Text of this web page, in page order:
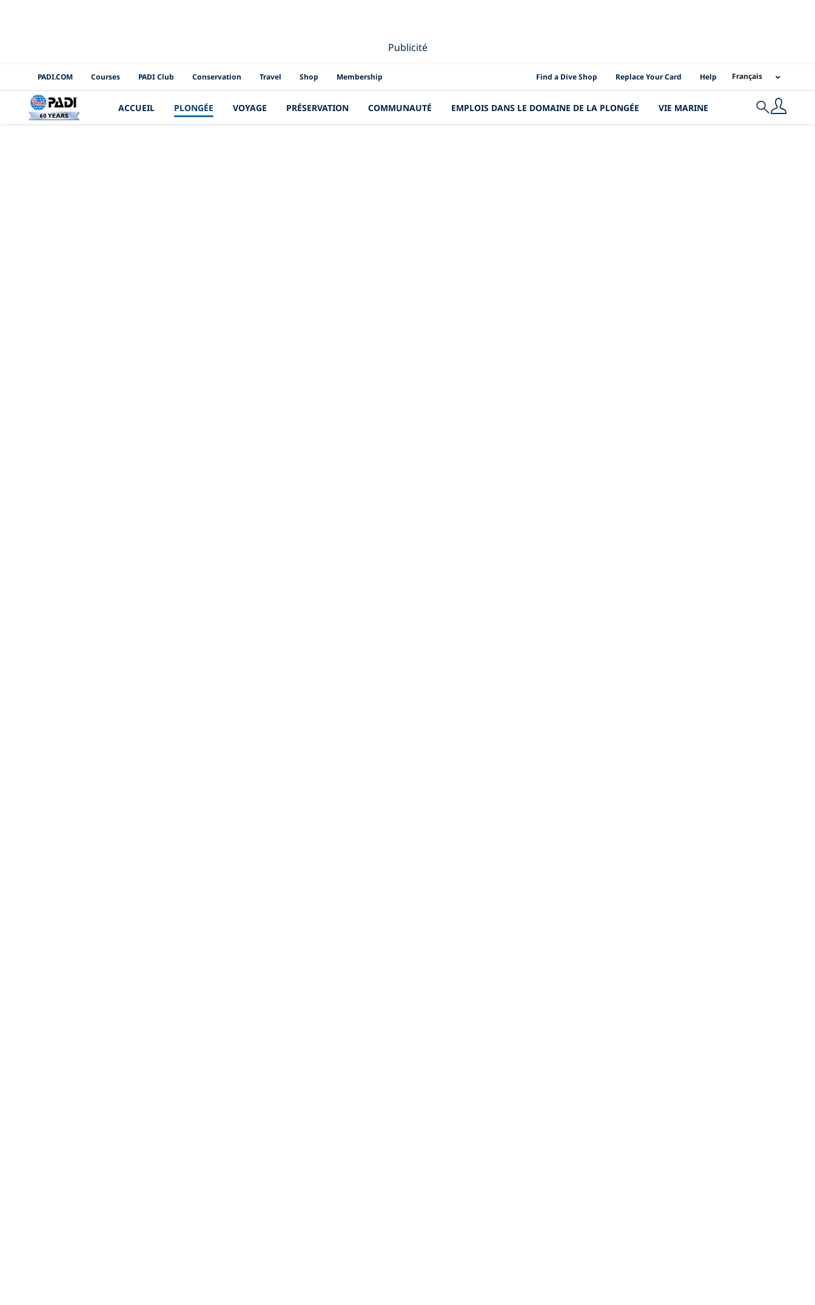
Publicité
PADI Channels
PADI.COM Courses PADI Club Conservation Travel Shop Membership PADI Location Links
Find a Dive Shop Replace Your Card Help Français
ACCUEIL PLONGÉE VOYAGE PRÉSERVATION COMMUNAUTÉ EMPLOIS DANS LE DOMAINE DE LA PLONGÉE VIE MARINE Search